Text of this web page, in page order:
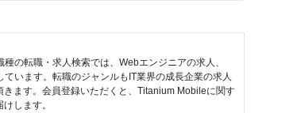
の転職・求人検索では、Webエンジニアの求人、
います。転職のジャンルもIT業界の成長企業の求人
ます。会員登録いただくと、Titanium Mobileに関す
します。